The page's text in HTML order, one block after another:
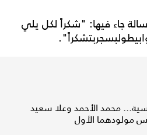
جاء فيها: "شكراً لكل يلي
محمد الأحمد وعلا سعيد
مولودهما الأول